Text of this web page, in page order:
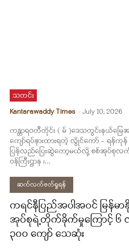
သတင်း
Kantarawaddy Times - July 10, 2026
ကန္တာရဝတီတိုင်း ( မ် )ဒေသတွင်းနယ်မြေ
ကျော်ရပ်နားထားရတဲ့ လွိုင်ကော် - ရန်ကုန်
ပြန်လည်ပြေးဆွဲတော့မယ်လို့ စစ်အုပ်စုလ
ဝန်ကြီးဌာန ၊...
ဆက်လက်ဖတ်ရှုရန်
ကရင်နီပြည်အပါအဝင် မြန်မာ
အုပ်စုရဲ့တိုက်ခိုက်မှုကြောင့် ၆
၃၀၀ ကျော် သေဆုံး